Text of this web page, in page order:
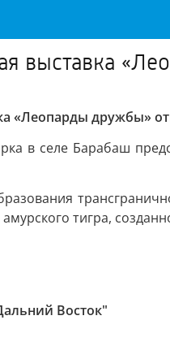
выставка
«Леопарды дружбы»
в селе Барабаш
тигра,
Восток"